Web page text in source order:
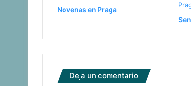
Novenas en Praga
Deja un comentario